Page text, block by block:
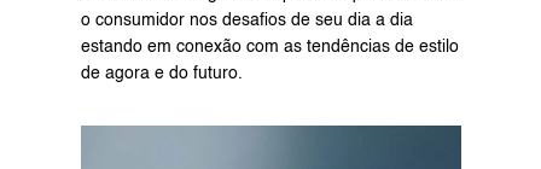
o consumidor nos desafios de seu dia a dia
estando em conexão com as tendências de estilo
de agora e do futuro.